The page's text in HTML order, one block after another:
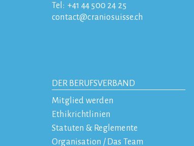
Tel: +41 44 500 24 25
contact
craniosuisse.ch
DER BERUFSVERBAND
Mitglied werden
Ethikrichtlinien
Statuten & Reglemente
Organisation / Das Team